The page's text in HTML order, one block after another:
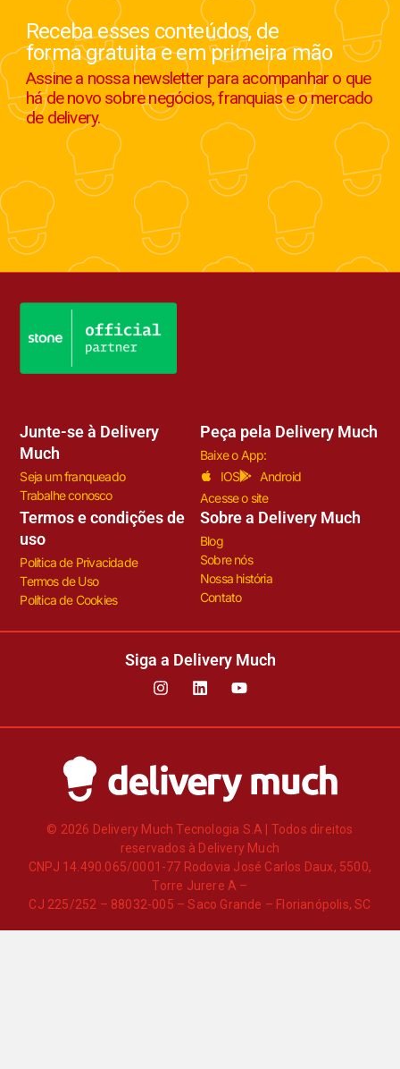
Receba esses conteúdos, de
forma gratuita e em primeira mão
Assine a nossa newsletter para acompanhar o que
há de novo sobre negócios, franquias e o mercado
de delivery.
Junte-se à Delivery
Much
Seja um franqueado
Trabalhe conosco
Peça pela Delivery Much
Baixe o App:
IOS
Android
Acesse o site
Termos e condições de
uso
Política de Privacidade
Termos de Uso
Política de Cookies
Sobre a Delivery Much
Blog
Sobre nós
Nossa história
Contato
Siga a Delivery Much
© 2026 Delivery Much Tecnologia S.A | Todos direitos
reservados à Delivery Much
CNPJ 14.490.065/0001-77 Rodovia José Carlos Daux, 5500,
Torre Jurere A –
CJ 225/252 – 88032-005 – Saco Grande – Florianópolis, SC